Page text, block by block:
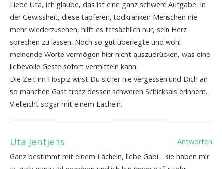
Liebe Uta, ich glaube, das ist eine ganz schwere Aufgabe. In
der Gewissheit, diese tapferen, todkranken Menschen nie
mehr wiederzusehen, hilft es tatsächlich nur, sein Herz
sprechen zu lassen. Noch so gut überlegte und wohl
meinende Worte vermögen hier nicht auszudrücken, was eine
liebevolle Geste sofort vermitteln kann.
Die Zeit im Hospiz wirst Du sicher nie vergessen und Dich an
so manchen Gast trotz dessen schweren Schicksals erinnern.
Vielleicht sogar mit einem Lächeln.
Uta Jentjens
Antworten
Ganz bestimmt mit einem Lächeln, liebe Gabi… sie haben mir